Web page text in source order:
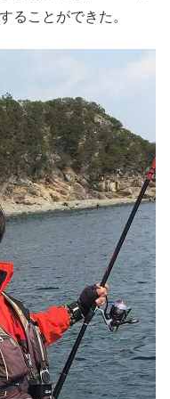
ることができた。